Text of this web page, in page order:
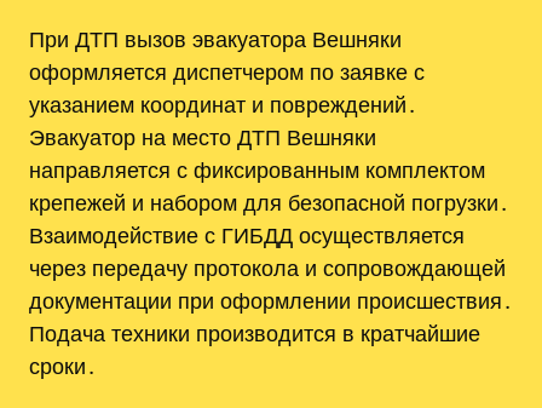
При ДТП вызов эвакуатора Вешняки
оформляется диспетчером по заявке с
указанием координат и повреждений․
Эвакуатор на место ДТП Вешняки
направляется с фиксированным комплектом
крепежей и набором для безопасной погрузки․
Взаимодействие с ГИБДД осуществляется
через передачу протокола и сопровождающей
документации при оформлении происшествия․
Подача техники производится в кратчайшие
сроки․